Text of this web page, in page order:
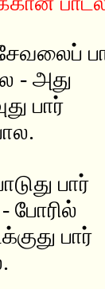
- அது
பார்
பார்
பார்